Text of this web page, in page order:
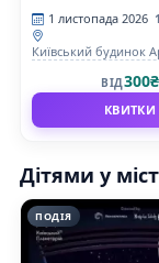
1 листопада 2026
Київський будинок
ВІД300₴
КВИТКИ
Дітями у
ПОДІЯ